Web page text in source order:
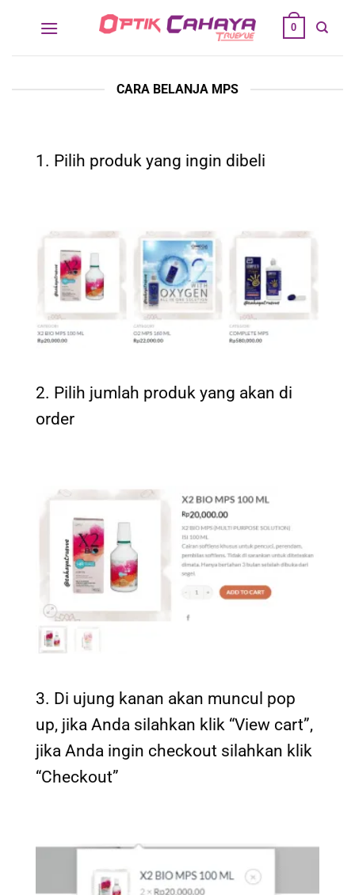
0
CARA BELANJA MPS
1. Pilih produk yang ingin dibeli
2. Pilih jumlah produk yang akan di
order
3. Di ujung kanan akan muncul pop
up, jika Anda silahkan klik “View cart”,
jika Anda ingin checkout silahkan klik
“Checkout”